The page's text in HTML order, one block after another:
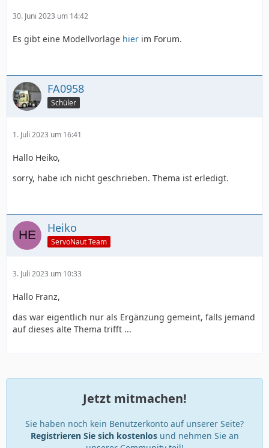
30. Juni 2023 um 14:42
Es gibt eine Modellvorlage hier im Forum.
FA0958
Schüler
1. Juli 2023 um 16:41
Hallo Heiko,
sorry, habe ich nicht geschrieben. Thema ist erledigt.
Heiko
ServoNaut Team
3. Juli 2023 um 10:33
Hallo Franz,
das war eigentlich nur als Ergänzung gemeint, falls jemand
auf dieses alte Thema trifft ...
Jetzt mitmachen!
Sie haben noch kein Benutzerkonto auf unserer Seite?
Registrieren Sie sich kostenlosund nehmen Sie an